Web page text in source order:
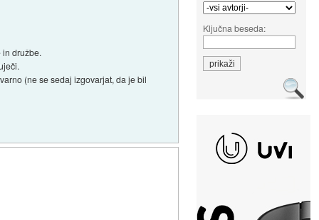
Ključna beseda:
družbe.
(ne se sedaj izgovarjat, da je bil